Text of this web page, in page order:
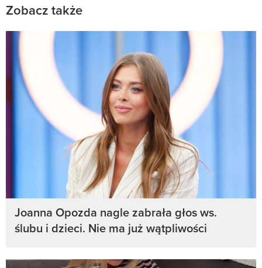
Zobacz także
Joanna Opozda nagle zabrała głos ws.
ślubu i dzieci. Nie ma już wątpliwości